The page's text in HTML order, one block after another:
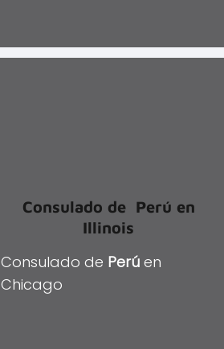
Consulado de Perú en
Illinois
Consulado de Perú en
Chicago